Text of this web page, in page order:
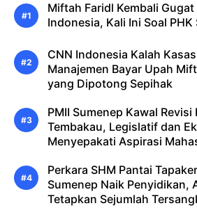
Miftah Faridl Kembali Gugat
Indonesia, Kali Ini Soal PHK
CNN Indonesia Kalah
Manajemen Bayar Upah
yang Dipotong Sepihak
PMII Sumenep Kawal Revisi
Tembakau, Legislatif dan
Menyepakati Aspirasi
Perkara SHM Pantai
Sumenep Naik Penyidikan,
Tetapkan Sejumlah